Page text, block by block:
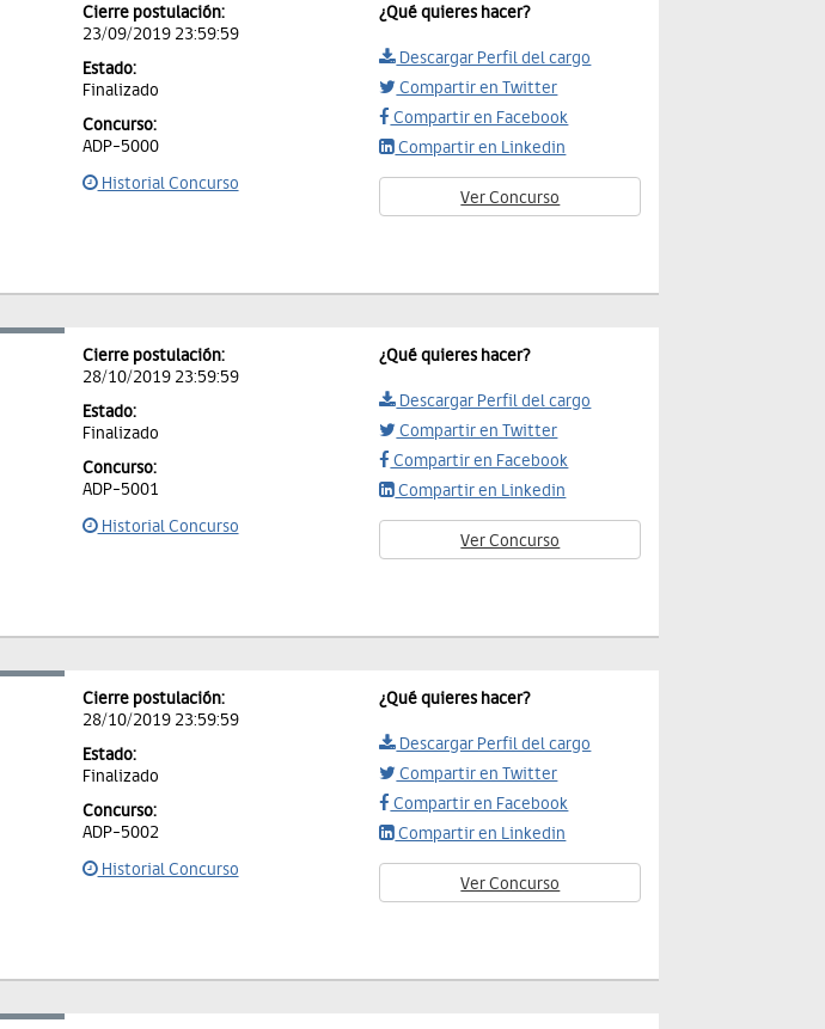
Cierre postulación:
23/09/2019 23:59:59
Estado:
Finalizado
Concurso:
ADP-5000
Historial Concurso
¿Qué quieres hacer?
Descargar Perfil del cargo
Compartir en Twitter
Compartir en Facebook
Compartir en Linkedin
Ver Concurso
Cierre postulación:
28/10/2019 23:59:59
Estado:
Finalizado
Concurso:
ADP-5001
Historial Concurso
¿Qué quieres hacer?
Descargar Perfil del cargo
Compartir en Twitter
Compartir en Facebook
Compartir en Linkedin
Ver Concurso
Cierre postulación:
28/10/2019 23:59:59
Estado:
Finalizado
Concurso:
ADP-5002
Historial Concurso
¿Qué quieres hacer?
Descargar Perfil del cargo
Compartir en Twitter
Compartir en Facebook
Compartir en Linkedin
Ver Concurso